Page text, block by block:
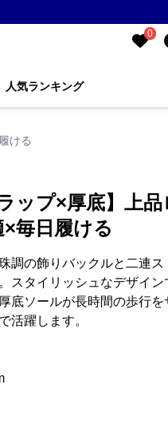
0
人気ランキング
ける
ップ×厚底】上
毎日履ける
調の飾りバックルと二連ス
スタイリッシュなデザイ
底ソールが長時間の歩行を
活躍します。